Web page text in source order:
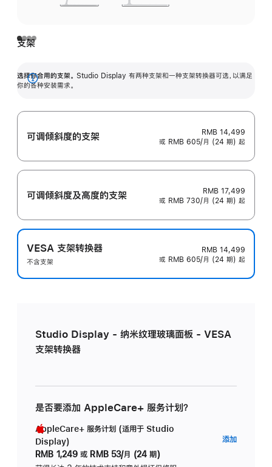
支架
选择你合用的支架。 Studio Display 有两种支架和一种支架转换器可选，以满足
你的各种安装需求。
展
可调倾斜度的支架
RMB 14,499
或 RMB 605/月 (24 期) 起
可调倾斜度及高‍度的支‍架
RMB 17,499
或 RMB 730/月 (24 期) 起
VESA 支架转换器
不含支架
RMB 14,499
或 RMB 605/月 (24 期) 起
Studio Display - 纳米纹理玻璃面板 - VESA
支架转换器
是否要添加 AppleCare+ 服务计划？
AppleCare+ 服务计划 (适用于 Studio
Display)
RMB 1,249 或 RMB 53/月 (24 期)
添加